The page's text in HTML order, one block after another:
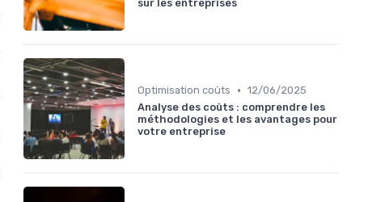
sur les entreprises
Optimisation coûts • 12/06/2025
Analyse des coûts : comprendre les
méthodologies et les avantages pour
votre entreprise